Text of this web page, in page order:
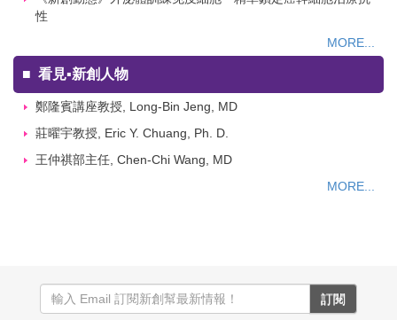
性
MORE...
■ 看見▪新創人物
鄭隆賓講座教授, Long-Bin Jeng, MD
莊曜宇教授, Eric Y. Chuang, Ph. D.
王仲祺部主任, Chen-Chi Wang, MD
MORE...
訂閱